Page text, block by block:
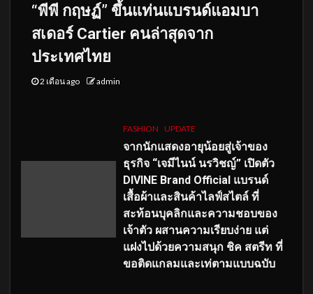
“พีพี กฤษฏ์” ขึ้นแท่นแบรนด์แอมบา
สเดอร์ Cartier คนล่าสุดจาก
ประเทศไทย
2 เดือน ago admin
FASHION UPDATE
จากนักแสดงอายุน้อยสู่เจ้าของ
ธุรกิจ “เจมีไนน์ นรวิชญ์” เปิดตัว
DIVINE Brand Official แบรนด์
เสื้อผ้าและสินค้าไลฟ์สไตล์ ที่
สะท้อนบุคลิกและความชอบของ
เจ้าตัว ผสานความเรียบง่าย แต่
แฝงไปด้วยความสนุก ชิค สตรีท ที่
ขอติดแกลมและเท่ตามแบบฉบับ